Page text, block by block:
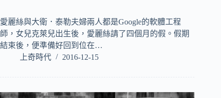
愛麗絲與大衛．泰勒夫婦兩人都是Google的軟體工程
師，女兒克萊兒出生後，愛麗絲請了四個月的假。假期
結束後，便準備好回到位在…
上奇時代
2016-12-15